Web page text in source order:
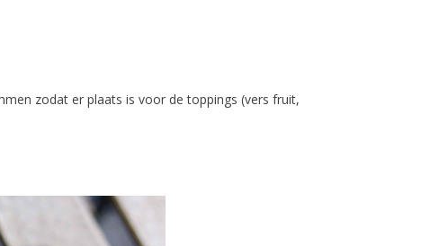
zodat er plaats is voor de toppings (vers fruit,